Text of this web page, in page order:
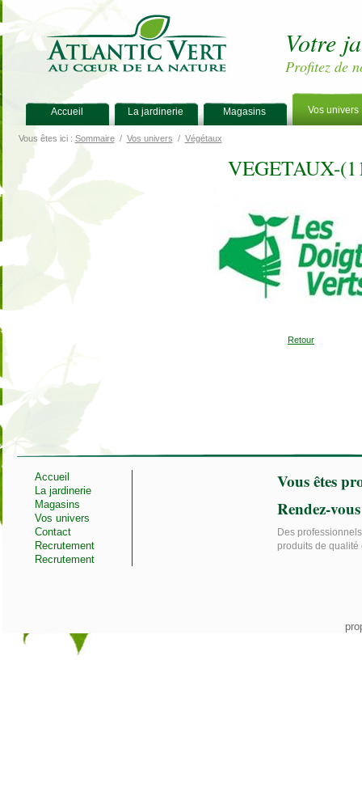
Votre
Profitez de
Accueil La jardinerie Magasins Vos univers
Vous êtes ici : Sommaire/ Vos univers / Végétaux
VEGETAUX-
Retour
Accueil
La jardinerie
Magasins
Vos univers
Contact
Recrutement
Recrutement
Vous êtes
Rendez-
Des
produits de qualité